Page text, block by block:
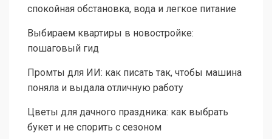
спокойная обстановка, вода и легкое питание
Выбираем квартиры в новостройке:
пошаговый гид
Промты для ИИ: как писать так, чтобы машина
поняла и выдала отличную работу
Цветы для дачного праздника: как выбрать
букет и не спорить с сезоном